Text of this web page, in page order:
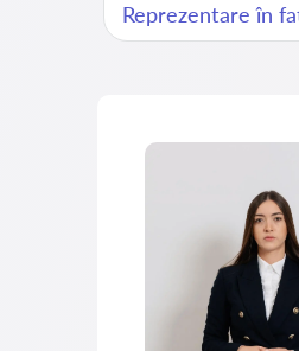
Reprezentare în